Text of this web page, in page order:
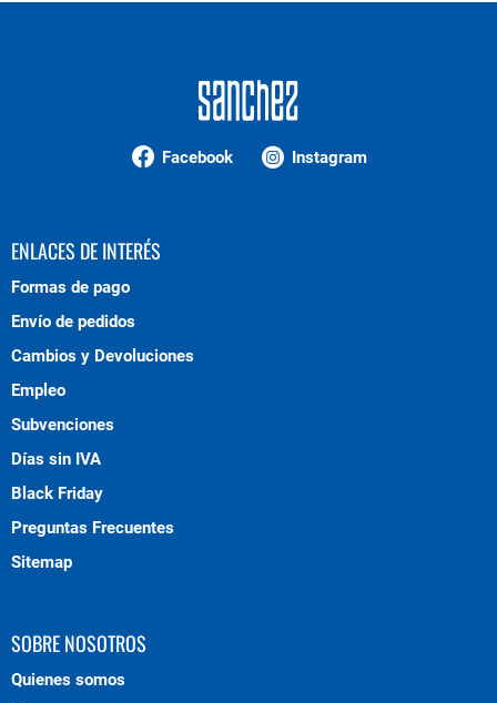
Facebook Instagram
ENLACES DE INTERÉS
Formas de pago
Envío de pedidos
Cambios y Devoluciones
Empleo
Subvenciones
Días sin IVA
Black Friday
Preguntas Frecuentes
Sitemap
SOBRE NOSOTROS
Quienes somos